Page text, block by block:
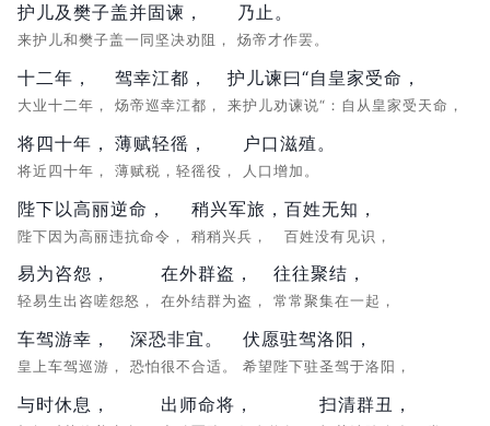
护儿及樊子盖并固谏，
来护儿和樊子盖一同坚决劝阻，
乃止。
炀帝才作罢。
十二年，
大业十二年，
驾幸江都，
炀帝巡幸江都，
护儿谏曰“自皇家受命，
来护儿劝谏说“：自从皇家受天命，
将四十年，
将近四十年，
薄赋轻徭，
薄赋税，轻徭役，
户口滋殖。
人口增加。
陛下以高丽逆命，
陛下因为高丽违抗命令，
稍兴军旅，
稍稍兴兵，
百姓无知，
百姓没有见识，
易为咨怨，
轻易生出咨嗟怨怒，
在外群盗，
在外结群为盗，
往往聚结，
常常聚集在一起，
车驾游幸，
皇上车驾巡游，
深恐非宜。
恐怕很不合适。
伏愿驻驾洛阳，
希望陛下驻圣驾于洛阳，
与时休息， 出师命将， 扫清群丑，